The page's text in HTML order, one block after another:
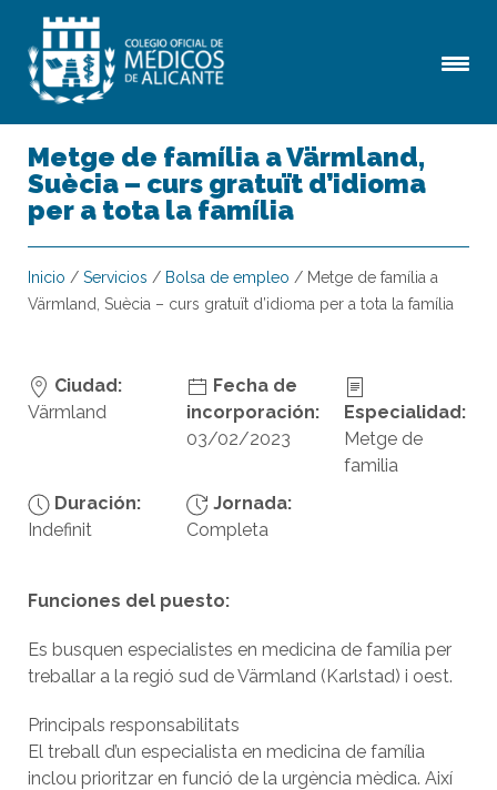
Metge de família a Värmland,
Suècia – curs gratuït d’idioma
per a tota la família
Inicio / Servicios / Bolsa de empleo / Metge de família a
Värmland, Suècia – curs gratuït d’idioma per a tota la família
Ciudad:
Värmland
Fecha de
incorporación:
03/02/2023
Especialidad:
Metge de
familia
Duración:
Indefinit
Jornada:
Completa
Funciones del puesto:
Es busquen especialistes en medicina de família per
treballar a la regió sud de Värmland (Karlstad) i oest.
Principals responsabilitats
El treball d’un especialista en medicina de família
inclou prioritzar en funció de la urgència mèdica. Així